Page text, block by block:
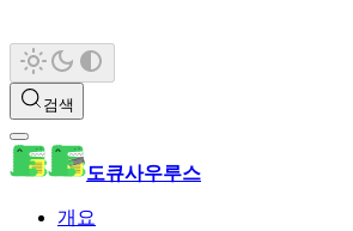
검색
도큐사우루스
개요